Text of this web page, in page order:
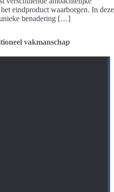
eindproduct waarborgen. In deze
benadering […]
vakmanschap